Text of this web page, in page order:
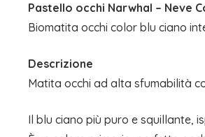
Pastello occhi Narwhal – Neve
Biomatita occhi color blu ciano
Descrizione
Matita occhi ad alta sfumabilità
Il blu ciano più puro e squillante,